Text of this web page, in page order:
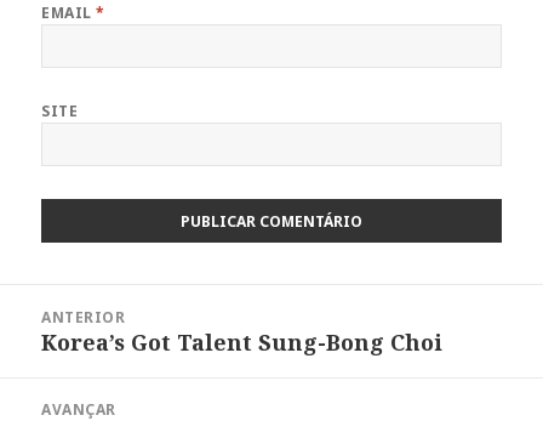
EMAIL*
SITE
ANTERIOR
Artigo
Korea’s Got Talent Sung-Bong Choi
AVANÇAR